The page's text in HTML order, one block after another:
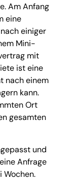
Am Anfang
eine
einiger
Mini-
mit
ist eine
nach einem
kann.
Ort
gesamten
und
Anfrage
Wochen.